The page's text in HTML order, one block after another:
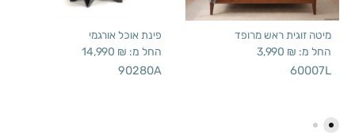
מיטה זוגית ראש מרופד
החל מ: 3,990 ₪
60007L
פינת אוכל אורגמי
החל מ: 14,990 ₪
90280A